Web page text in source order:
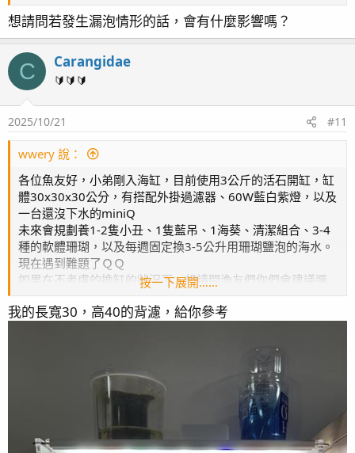
想請問若發生漏泡情形的話，會有什麼影響嗎？
C Carangidae
🔰🔰🔰
2025/10/21 #11
wwery 說：
各位魚友好，小弟剛入海缸，目前使用3公斤的活石開缸，缸
體30x30x30公分，有搭配外掛過濾器、60W藍白紫燈，以及
一台還沒下水的miniQ
未來會規劃養1-2隻小丑、1隻藍吊、1海葵、清潔組合、3-4
種的軟體珊瑚，以及每週固定換3-5公升用珊瑚鹽泡的海水。
現在遇到難題了ＱＱ
如果在不考慮的換缸的狀況下，想請問漁友們你們會建議選
＊缺點：不好看（後續還會遇到什麼問題嗎？）
2.換成30x10x30的內置壓克力背濾盒
＊優點：過濾效果升級（濾盒裝蛋糕或小活石濾材）
＊缺點：空間被擠壓10公分（後續還會遇到什麼問題嗎？）
按一下展開……
我的長寬30，高40的背濾，給你參考